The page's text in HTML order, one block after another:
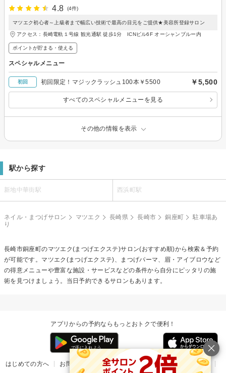
4.8
(4件)
マツエク初心者～上級者まで幅広い技術で最高の目元をご提供★美容所登録サロン
アクセス：長崎電軌１号線 観光通駅 徒歩1分 ICNビル6F オーシャンブルー内
ポイントが貯まる・使える
スペシャルメニュー
初回 初回限定！マジックラッシュ100本￥5500 ￥5,500
すべてのスペシャルメニューを見る
その他の情報を表示
駅から探す
新地中華街駅 西浜町駅
ネイル・まつげサロン マツエク 長崎県 長崎市 銅座町
駐車場あ
り
長崎市銅座町のマツエク(まつげエクステ)サロン(おすすめ順)から検索＆予約
が可能です。マツエク(まつげエクステ)、まつげパーマ、眉・アイブロウなど
の得意メニューや豊富な施設・サービスなどの条件から自分にピッタリの施
術を見つけましょう。当日予約できるサロンもあります。
アプリからの予約ならもっとおトクで便利！
はじめての方へ お問い合わせ ヘルプ リリース情報
利用規約